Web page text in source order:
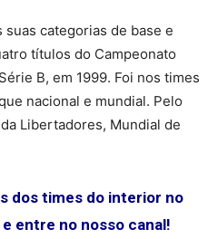
suas categorias de base e
títulos do Campeonato
B, em 1999. Foi nos times
nacional e mundial. Pelo
Libertadores, Mundial de
dos times do interior no
e entre no nosso canal!